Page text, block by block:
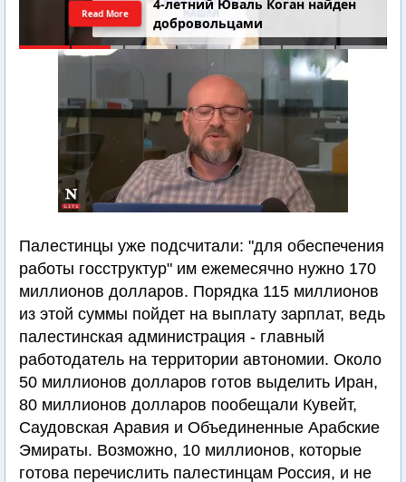
4-летний Юваль Коган найден
добровольцами
Read More
Палестинцы уже подсчитали: "для обеспечения
работы госструктур" им ежемесячно нужно 170
миллионов долларов. Порядка 115 миллионов
из этой суммы пойдет на выплату зарплат, ведь
палестинская администрация - главный
работодатель на территории автономии. Около
50 миллионов долларов готов выделить Иран,
80 миллионов долларов пообещали Кувейт,
Саудовская Аравия и Объединенные Арабские
Эмираты. Возможно, 10 миллионов, которые
готова перечислить палестинцам Россия, и не